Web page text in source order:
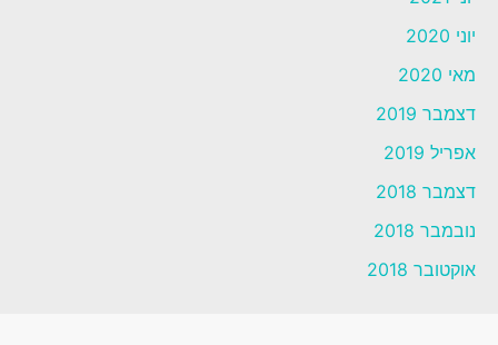
יוני 2020
מאי 2020
דצמבר 2019
אפריל 2019
דצמבר 2018
נובמבר 2018
אוקטובר 2018